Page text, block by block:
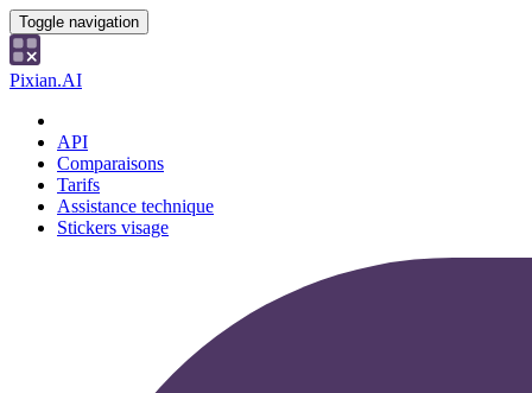
Toggle navigation
Pixian.AI
API
Comparaisons
Tarifs
Assistance technique
Stickers visage